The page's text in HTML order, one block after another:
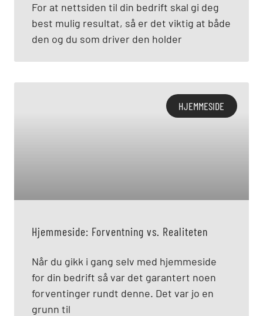
For at nettsiden til din bedrift skal gi deg
best mulig resultat, så er det viktig at både
den og du som driver den holder
HJEMMESIDE
Hjemmeside: Forventning vs. Realiteten
Når du gikk i gang selv med hjemmeside
for din bedrift så var det garantert noen
forventinger rundt denne. Det var jo en
grunn til